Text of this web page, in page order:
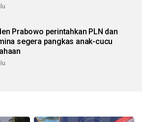
Prabowo perintahkan PLN dan
segera pangkas anak-cucu